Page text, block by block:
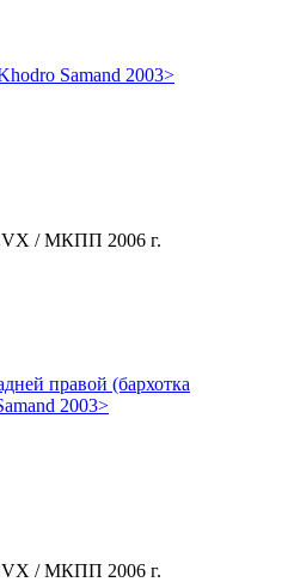
Samand 2003>
/ МКПП 2006 г.
правой (бархотка
2003>
/ МКПП 2006 г.